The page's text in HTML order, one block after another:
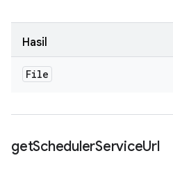
Hasil
File
getSchedulerServiceUrl